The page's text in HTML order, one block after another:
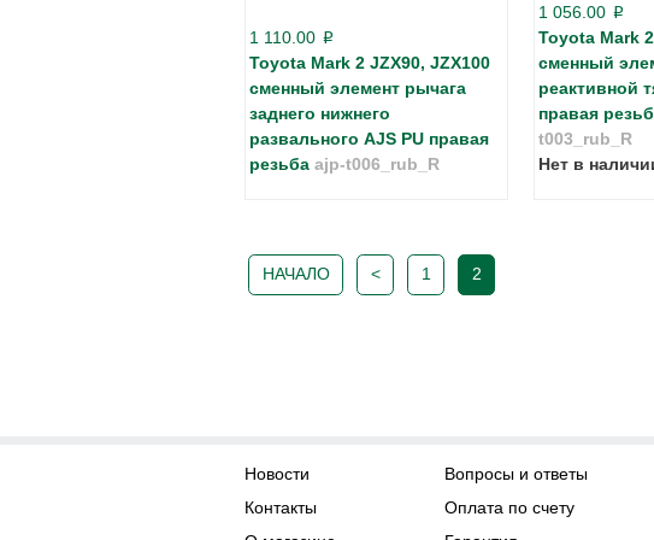
1 110.00 p
Toyota Mark 2 JZX90, JZX100
сменный элемент рычага
заднего нижнего
развального AJS PU правая
резьба ajp-t006_rub_R
1 056.00 p
Toyota Mark
сменный
реактивной
правая
t003_rub_R
Нет в
НАЧАЛО < 1 2
Новости
Контакты
Вопросы и ответы
Оплата по счету